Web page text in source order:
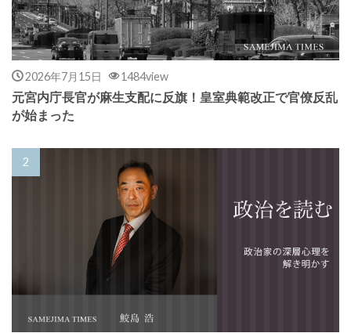
2026年7月15日 1484view
元宮内庁長官が麻生支配に反旗！皇室典範改正で官僚反乱
が始まった